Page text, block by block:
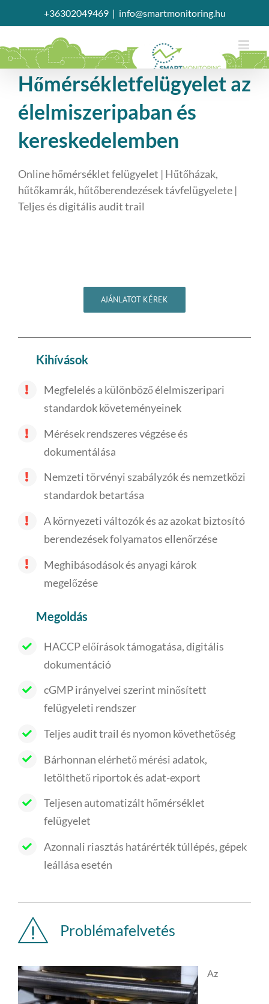
+36302049469 | info@smartmonitoring.hu
Hőmérsékletfelügyelet az
élelmiszeripaban és
kereskedelemben
Online hőmérséklet felügyelet | Hűtőházak,
hűtőkamrák, hűtőberendezések távfelügyelete |
Teljes és digitális audit trail
AJÁNLATOT KÉREK
Kihívások
Megfelelés a különböző élelmiszeripari
standardok követeményeinek
Mérések rendszeres végzése és
dokumentálása
Nemzeti törvényi szabályzók és nemzetközi
standardok betartása
A környezeti változók és az azokat biztosító
berendezések folyamatos ellenőrzése
Meghibásodások és anyagi károk
megelőzése
Megoldás
HACCP előírások támogatása, digitális
dokumentáció
cGMP irányelvei szerint minősített
felügyeleti rendszer
Teljes audit trail és nyomon követhetőség
Bárhonnan elérhető mérési adatok,
letölthető riportok és adat-export
Teljesen automatizált hőmérséklet
felügyelet
Azonnali riasztás határérték túllépés, gépek
leállása esetén
Problémafelvetés
Az